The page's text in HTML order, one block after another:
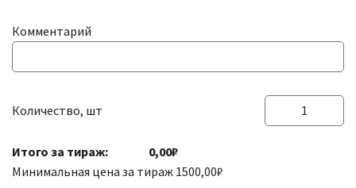
Комментарий
Количество, шт
Количество
Листовки
/
Итого за тираж:
0,00₽
Минимальная цена за тираж 1500,00₽